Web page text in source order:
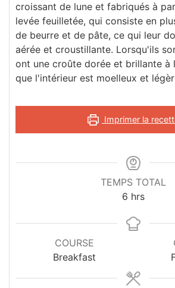
croissant de lune et fabriqués à
levée feuilletée, qui consiste en
de beurre et de pâte, ce qui leur
aérée et croustillante. Lorsqu'ils
ont une croûte dorée et brillante à
que l'intérieur est moelleux et
Imprimer la
TEMPS TOTAL
6 hours
hrs
COURSE
Breakfast